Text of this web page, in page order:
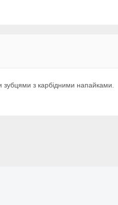
з карбідними напайками.